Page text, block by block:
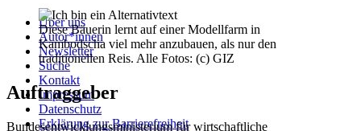
Über uns
Autor*innen
Newsletter
Suche
Kontakt
Impressum
Datenschutz
Erklärung zur Barrierefreiheit
Diese Bäuerin lernt auf einer Modellfarm in
Kambodscha viel mehr anzubauen, als nur den
traditionellen Reis. Alle Fotos: (c) GIZ
Auftraggeber
Bundesentwicklungsministerium für wirtschaftliche